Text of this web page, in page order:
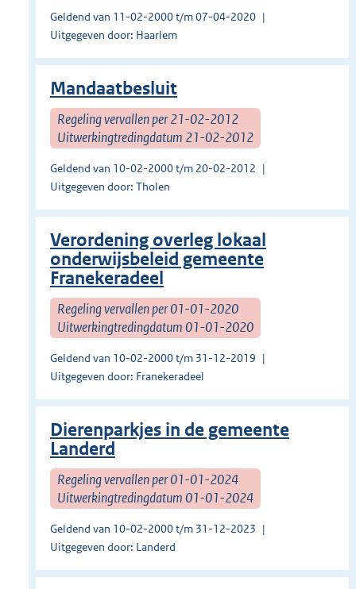
Geldend van 11-02-2000 t/m 07-04-2020
Uitgegeven door: Haarlem
Mandaatbesluit
Regeling vervallen per 21-02-2012
Uitwerkingtredingdatum 21-02-2012
Geldend van 10-02-2000 t/m 20-02-2012
Uitgegeven door: Tholen
Verordening overleg lokaal
onderwijsbeleid gemeente
Franekeradeel
Regeling vervallen per 01-01-2020
Uitwerkingtredingdatum 01-01-2020
Geldend van 10-02-2000 t/m 31-12-2019
Uitgegeven door: Franekeradeel
Dierenparkjes in de gemeente
Landerd
Regeling vervallen per 01-01-2024
Uitwerkingtredingdatum 01-01-2024
Geldend van 10-02-2000 t/m 31-12-2023
Uitgegeven door: Landerd